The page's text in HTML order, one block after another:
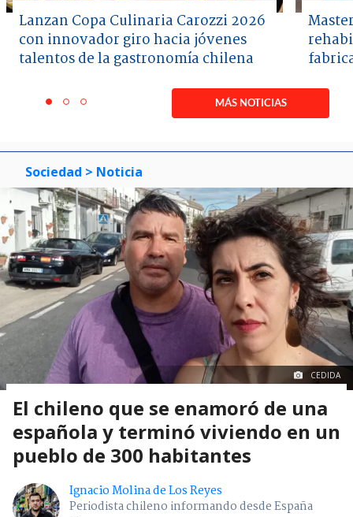
Lanzan Copa Culinaria Carozzi 2026
con innovador giro hacia jóvenes
talentos de la gastronomía chilena
itemitemitem
MÁS NOTICIAS
Sociedad > Noticia
CEDIDA
El chileno que se enamoró de una
española y terminó viviendo en un
pueblo de 300 habitantes
Ignacio Molina de Los Reyes
Periodista chileno informando desde España